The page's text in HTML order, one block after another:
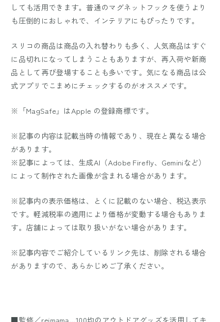
しても活用できます。普通のマグネットフックを使うより
も圧倒的におしゃれで、インテリアにもぴったりです。
スリコの商品は商品の入れ替わりも多く、人気商品はすぐ
に品切れになってしまうこともありますが、再入荷や新商
品として再び登場することも多いです。気になる商品は公
式アプリでこまめにチェックするのがオススメです。
※「MagSafe」はApple の登録商標です。
※記事の内容は記載当時の情報であり、現在と異なる場合
があります。
※記事によっては、生成AI（Adobe Firefly、Geminiなど）
によって制作された画像が含まれる場合があります。
※記事内の表示価格は、とくに記載のない場合、税込表示
です。軽減税率の適用により価格が変動する場合もありま
す。店舗によっては取り扱いがない場合があります。
※記事内容でご紹介しているリンク先は、削除される場合
がありますので、あらかじめご了承ください。
■監修／reimama…100均のアウトドアグッズを活用してキ